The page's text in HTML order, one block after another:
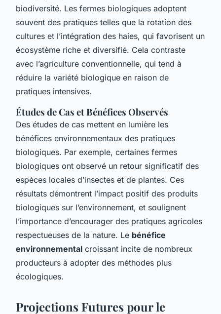
biodiversité. Les fermes biologiques adoptent
souvent des pratiques telles que la rotation des
cultures et l’intégration des haies, qui favorisent un
écosystème riche et diversifié. Cela contraste
avec l’agriculture conventionnelle, qui tend à
réduire la variété biologique en raison de
pratiques intensives.
Études de Cas et Bénéfices Observés
Des études de cas mettent en lumière les
bénéfices environnementaux des pratiques
biologiques. Par exemple, certaines fermes
biologiques ont observé un retour significatif des
espèces locales d’insectes et de plantes. Ces
résultats démontrent l’impact positif des produits
biologiques sur l’environnement, et soulignent
l’importance d’encourager des pratiques agricoles
respectueuses de la nature. Le bénéfice
environnemental croissant incite de nombreux
producteurs à adopter des méthodes plus
écologiques.
Projections Futures pour le